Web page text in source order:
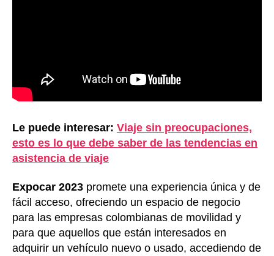
Le puede interesar: Viaje sin preocupaciones,
esto es lo que debe saber de las tendencias en
asistencia de viaje
Expocar 2023 promete una experiencia única y de
fácil acceso, ofreciendo un espacio de negocio
para las empresas colombianas de movilidad y
para que aquellos que están interesados en
adquirir un vehículo nuevo o usado, accediendo de